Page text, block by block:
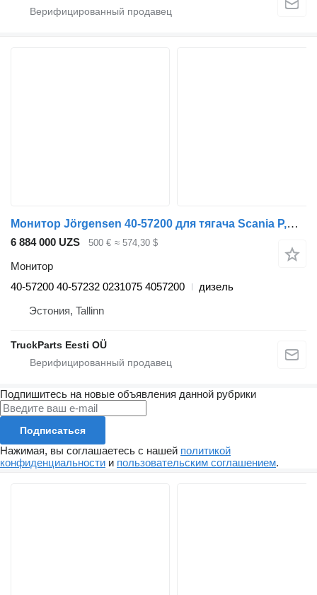
Монитор Jörgensen 40-57200 для тягача Scania P,G,R,T-series (2004-2017)
6 884 000 UZS 500 € ≈ 574,30 $
Монитор
40-57200 40-57232 0231075 4057200
дизель
Эстония, Tallinn
TruckParts Eesti OÜ
Подпишитесь на новые объявления данной рубрики
Подписаться
Нажимая, вы соглашаетесь с нашей политикой
конфиденциальности и пользовательским соглашением.